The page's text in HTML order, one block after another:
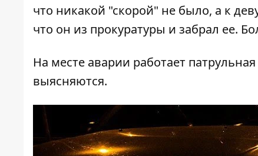
что никакой "скорой" не было, а к
что он из прокуратуры и забрал ее.
На месте аварии работает
выясняются.